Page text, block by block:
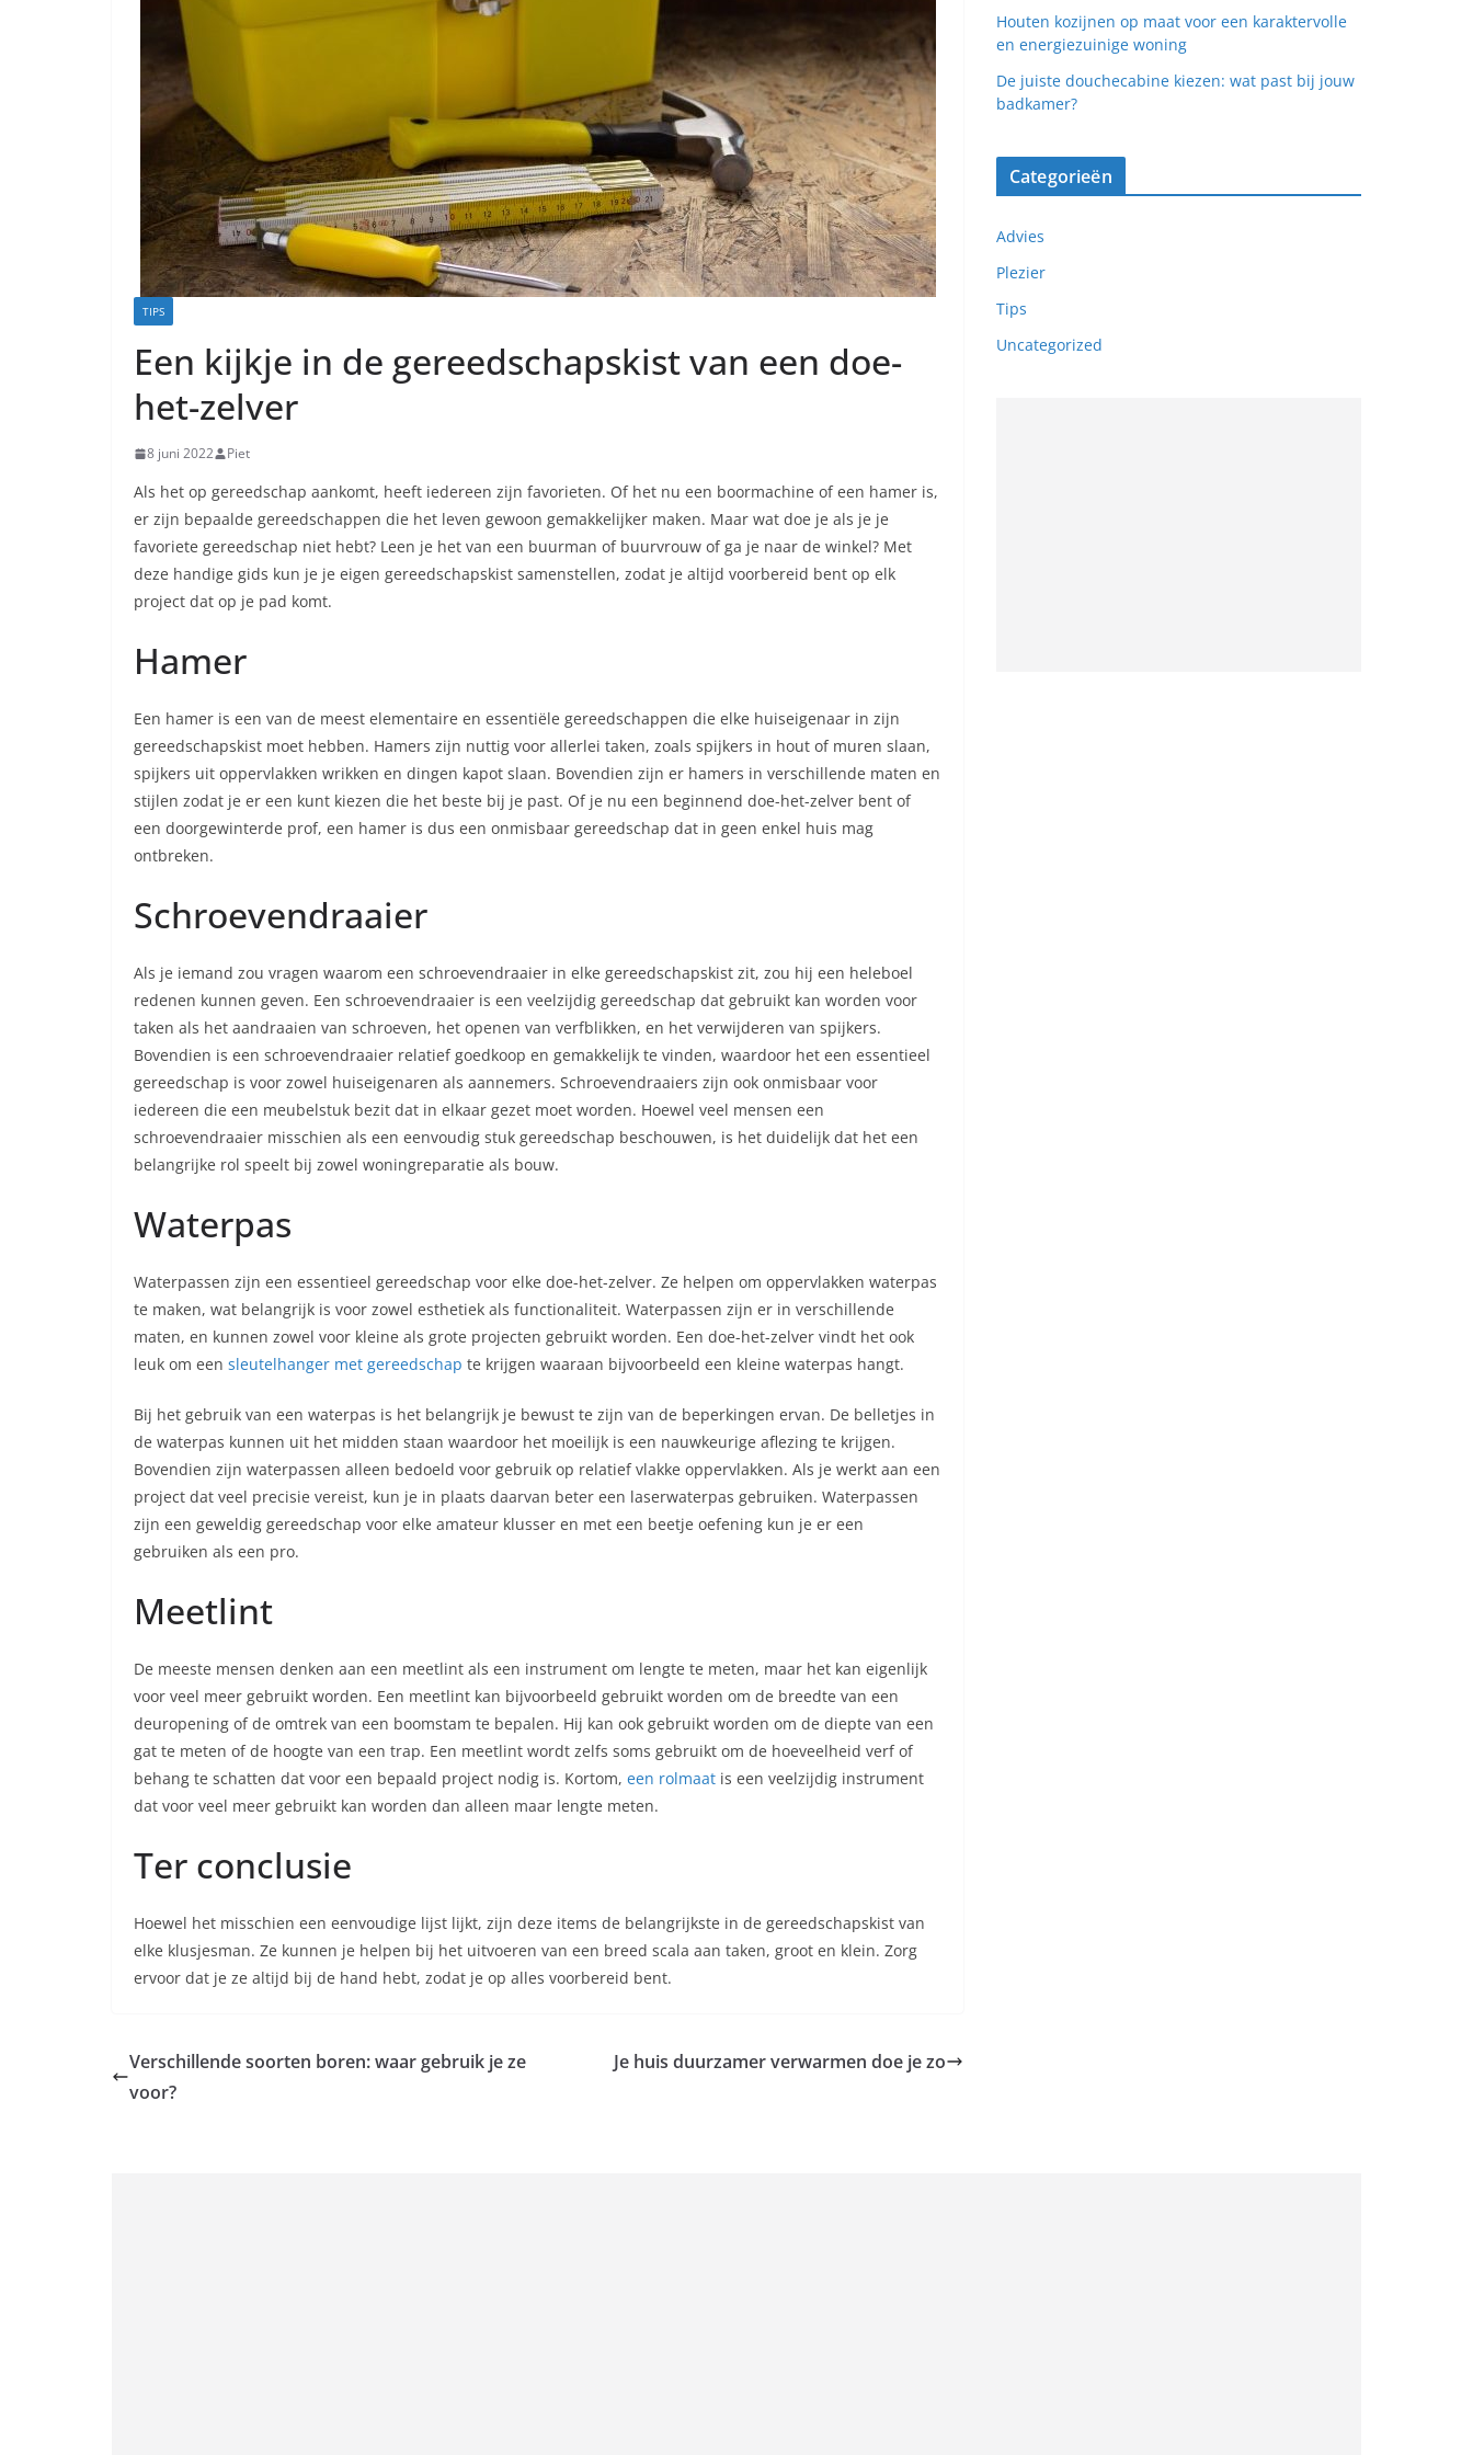
TIPS
Een kijkje in de gereedschapskist van een doe-
het-zelver
8 juni 2022 Piet
Als het op gereedschap aankomt, heeft iedereen zijn favorieten. Of het nu een boormachine of een hamer is,
er zijn bepaalde gereedschappen die het leven gewoon gemakkelijker maken. Maar wat doe je als je je
favoriete gereedschap niet hebt? Leen je het van een buurman of buurvrouw of ga je naar de winkel? Met
deze handige gids kun je je eigen gereedschapskist samenstellen, zodat je altijd voorbereid bent op elk
project dat op je pad komt.
Hamer
Een hamer is een van de meest elementaire en essentiële gereedschappen die elke huiseigenaar in zijn
gereedschapskist moet hebben. Hamers zijn nuttig voor allerlei taken, zoals spijkers in hout of muren slaan,
spijkers uit oppervlakken wrikken en dingen kapot slaan. Bovendien zijn er hamers in verschillende maten en
stijlen zodat je er een kunt kiezen die het beste bij je past. Of je nu een beginnend doe-het-zelver bent of
een doorgewinterde prof, een hamer is dus een onmisbaar gereedschap dat in geen enkel huis mag
ontbreken.
Schroevendraaier
Als je iemand zou vragen waarom een schroevendraaier in elke gereedschapskist zit, zou hij een heleboel
redenen kunnen geven. Een schroevendraaier is een veelzijdig gereedschap dat gebruikt kan worden voor
taken als het aandraaien van schroeven, het openen van verfblikken, en het verwijderen van spijkers.
Bovendien is een schroevendraaier relatief goedkoop en gemakkelijk te vinden, waardoor het een essentieel
gereedschap is voor zowel huiseigenaren als aannemers. Schroevendraaiers zijn ook onmisbaar voor
iedereen die een meubelstuk bezit dat in elkaar gezet moet worden. Hoewel veel mensen een
schroevendraaier misschien als een eenvoudig stuk gereedschap beschouwen, is het duidelijk dat het een
belangrijke rol speelt bij zowel woningreparatie als bouw.
Waterpas
Waterpassen zijn een essentieel gereedschap voor elke doe-het-zelver. Ze helpen om oppervlakken waterpas
te maken, wat belangrijk is voor zowel esthetiek als functionaliteit. Waterpassen zijn er in verschillende
maten, en kunnen zowel voor kleine als grote projecten gebruikt worden. Een doe-het-zelver vindt het ook
leuk om een sleutelhanger met gereedschap te krijgen waaraan bijvoorbeeld een kleine waterpas hangt.
Bij het gebruik van een waterpas is het belangrijk je bewust te zijn van de beperkingen ervan. De belletjes in
de waterpas kunnen uit het midden staan waardoor het moeilijk is een nauwkeurige aflezing te krijgen.
Bovendien zijn waterpassen alleen bedoeld voor gebruik op relatief vlakke oppervlakken. Als je werkt aan een
project dat veel precisie vereist, kun je in plaats daarvan beter een laserwaterpas gebruiken. Waterpassen
zijn een geweldig gereedschap voor elke amateur klusser en met een beetje oefening kun je er een
gebruiken als een pro.
Meetlint
De meeste mensen denken aan een meetlint als een instrument om lengte te meten, maar het kan eigenlijk
voor veel meer gebruikt worden. Een meetlint kan bijvoorbeeld gebruikt worden om de breedte van een
deuropening of de omtrek van een boomstam te bepalen. Hij kan ook gebruikt worden om de diepte van een
gat te meten of de hoogte van een trap. Een meetlint wordt zelfs soms gebruikt om de hoeveelheid verf of
behang te schatten dat voor een bepaald project nodig is. Kortom, een rolmaat is een veelzijdig instrument
dat voor veel meer gebruikt kan worden dan alleen maar lengte meten.
Ter conclusie
Hoewel het misschien een eenvoudige lijst lijkt, zijn deze items de belangrijkste in de gereedschapskist van
elke klusjesman. Ze kunnen je helpen bij het uitvoeren van een breed scala aan taken, groot en klein. Zorg
ervoor dat je ze altijd bij de hand hebt, zodat je op alles voorbereid bent.
Verschillende soorten boren: waar gebruik je ze
voor?
Je huis duurzamer verwarmen doe je zo
Houten kozijnen op maat voor een karaktervolle
en energiezuinige woning
De juiste douchecabine kiezen: wat past bij jouw
badkamer?
Categorieën
Advies
Plezier
Tips
Uncategorized